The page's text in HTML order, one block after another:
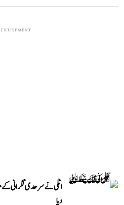
اٹلی نے سرحدی نگرانی کے
دیا